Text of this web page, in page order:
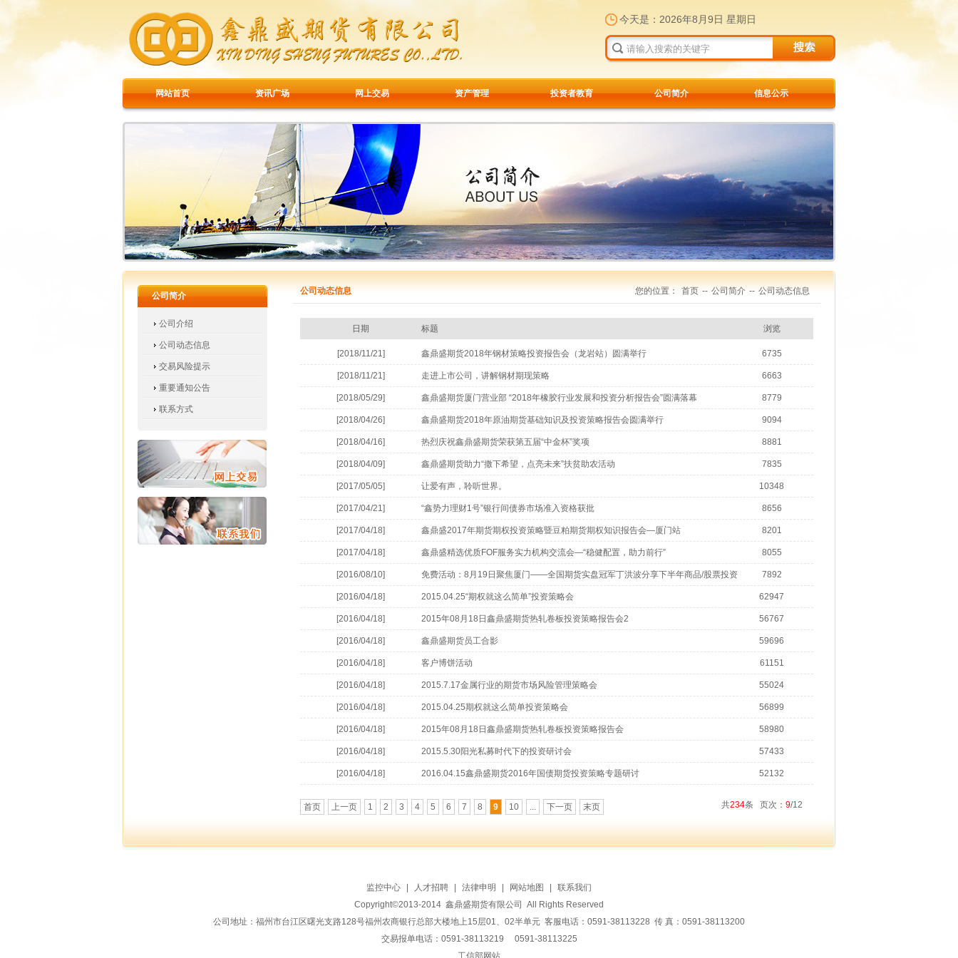
今天是： 2026年8月9日 星期日
网站首页 资讯广场 网上交易 资产管理 投资者教育 公司简介 信息公示
公司简介
公司介绍
公司动态信息
交易风险提示
重要通知公告
联系方式
公司动态信息 您的位置： 首页 -- 公司简介 -- 公司动态信息
日期 标题 浏览
[2018/11/21] 鑫鼎盛期货2018年钢材策略投资报告会（龙岩站）圆满举行 6735
[2018/11/21] 走进上市公司，讲解钢材期现策略 6663
[2018/05/29] 鑫鼎盛期货厦门营业部 “2018年橡胶行业发展和投资分析报告会”圆满落幕 8779
[2018/04/26] 鑫鼎盛期货2018年原油期货基础知识及投资策略报告会圆满举行 9094
[2018/04/16] 热烈庆祝鑫鼎盛期货荣获第五届“中金杯”奖项 8881
[2018/04/09] 鑫鼎盛期货助力“撒下希望，点亮未来”扶贫助农活动 7835
[2017/05/05] 让爱有声，聆听世界。 10348
[2017/04/21] “鑫势力理财1号”银行间债券市场准入资格获批 8656
[2017/04/18] 鑫鼎盛2017年期货期权投资策略暨豆粕期货期权知识报告会—厦门站 8201
[2017/04/18] 鑫鼎盛精选优质FOF服务实力机构交流会—“稳健配置，助力前行” 8055
[2016/08/10] 免费活动：8月19日聚焦厦门——全国期货实盘冠军丁洪波分享下半年商品/股票投资
机会
7892
[2016/04/18] 2015.04.25“期权就这么简单”投资策略会 62947
[2016/04/18] 2015年08月18日鑫鼎盛期货热轧卷板投资策略报告会2 56767
[2016/04/18] 鑫鼎盛期货员工合影 59696
[2016/04/18] 客户博饼活动 61151
[2016/04/18] 2015.7.17金属行业的期货市场风险管理策略会 55024
[2016/04/18] 2015.04.25期权就这么简单投资策略会 56899
[2016/04/18] 2015年08月18日鑫鼎盛期货热轧卷板投资策略报告会 58980
[2016/04/18] 2015.5.30阳光私募时代下的投资研讨会 57433
[2016/04/18] 2016.04.15鑫鼎盛期货2016年国债期货投资策略专题研讨 52132
首页 上一页 1 2 3 4 5 6 7 8 9 10 ... 下一页 末页 共234条 页次： 9/12
监控中心 人才招聘 法律申明 网站地图
联系我们
Copyright©2013-2014 鑫鼎盛期货有限公司 All Rights Reserved
公司地址：福州市台江区曙光支路128号福州农商银行总部大楼地上15层01、02半单元 客服电话：0591-38113228 传 真：0591-38113200
交易报单电话：0591-38113219 0591-38113225
工信部网站